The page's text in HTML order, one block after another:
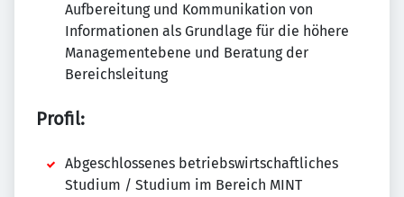
Aufbereitung und Kommunikation von
Informationen als Grundlage für die höhere
Managementebene und Beratung der
Bereichsleitung
Profil:
Abgeschlossenes betriebswirtschaftliches
Studium / Studium im Bereich MINT